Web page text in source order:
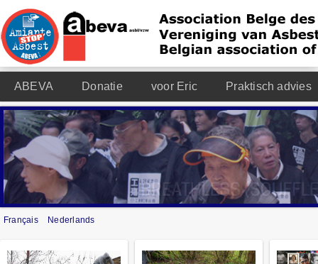
ABEVA Donatie voor Eric Praktisch advies
Français Nederlands